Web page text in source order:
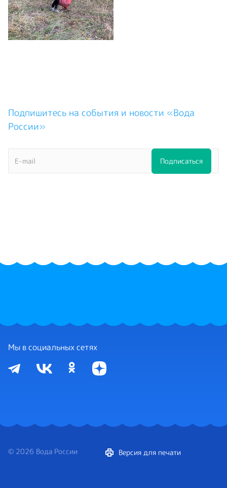
Подпишитесь на события и новости «Вода
России»
Мы в социальных сетях
© 2026 Вода России Версия для печати